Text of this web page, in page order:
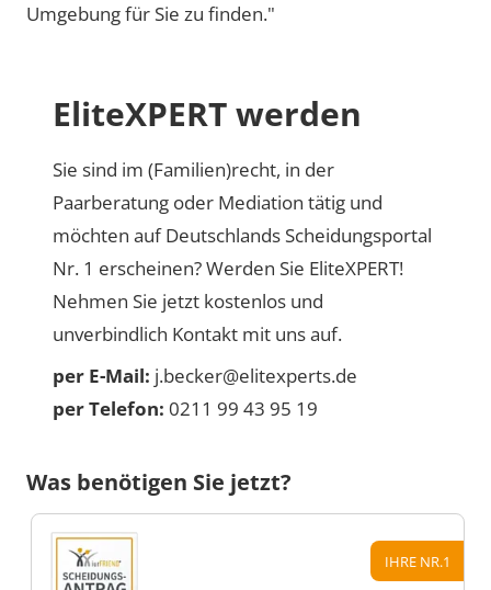
Umgebung für Sie zu finden."
EliteXPERT werden
Sie sind im (Familien)recht, in der
Paarberatung oder Mediation tätig und
möchten auf Deutschlands Scheidungsportal
Nr. 1 erscheinen? Werden Sie EliteXPERT!
Nehmen Sie jetzt kostenlos und
unverbindlich Kontakt mit uns auf.
per E-Mail: j.becker@elitexperts.de
per Telefon: 0211 99 43 95 19
Was benötigen Sie jetzt?
IHRE NR.1